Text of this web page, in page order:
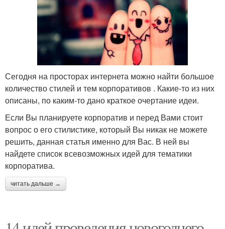
Сегодня на просторах интернета можно найти большое
количество стилей и тем корпоративов . Какие-то из них
описаны, по каким-то дано краткое очертание идеи.
Если Вы планируете корпоратив и перед Вами стоит
вопрос о его стилистике, который Вы никак не можете
решить, данная статья именно для Вас. В ней вы
найдете список всевозможных идей для тематики
корпоратива.
читать дальше →